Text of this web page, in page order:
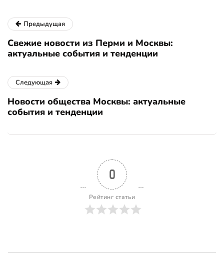
Предыдущая
Свежие новости из Перми и Москвы:
актуальные события и тенденции
Следующая
Новости общества Москвы: актуальные
события и тенденции
0
Рейтинг статьи